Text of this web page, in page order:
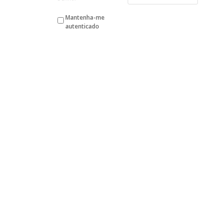
Mantenha-me
autenticado